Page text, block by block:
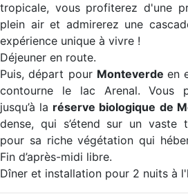
tropicale, vous profiterez d'une
plein air et admirerez une
expérience unique à vivre !
Déjeuner en route.
Puis, départ pour Monteverde en
contourne le lac Arenal. Vous
jusqu’à la réserve biologique de
dense, qui s’étend sur un vaste
pour sa riche végétation qui
Fin d’après-midi libre.
Dîner et installation pour 2 nuits à